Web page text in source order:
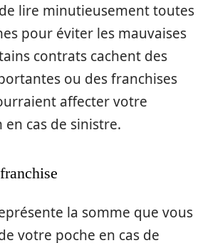
lire minutieusement toutes
pour éviter les mauvaises
contrats cachent des
ou des franchises
affecter votre
cas de sinistre.
la somme que vous
votre poche en cas de